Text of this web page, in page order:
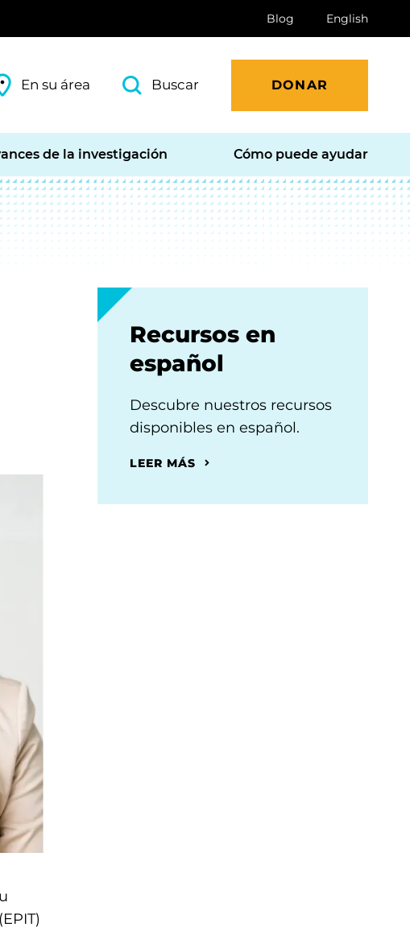
Blog English
En su área Buscar DONAR
de la investigación Cómo puede ayudar
(EPIT)
Recursos en
español
Descubre nuestros recursos
disponibles en español.
LEER MÁS